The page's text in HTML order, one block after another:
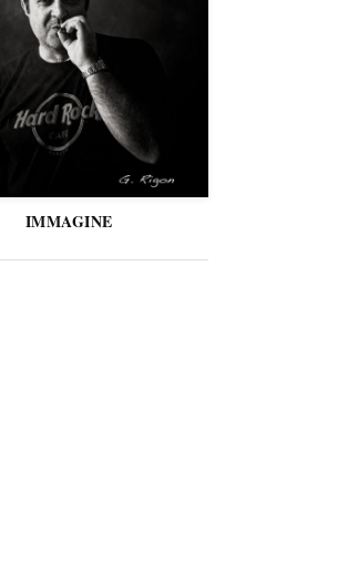
IMMAGINE